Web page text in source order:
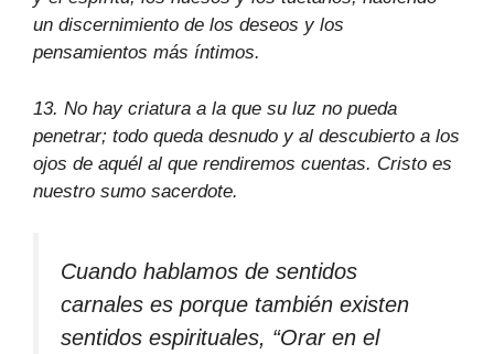
un discernimiento de los deseos y los
pensamientos más íntimos.
13. No hay criatura a la que su luz no pueda
penetrar; todo queda desnudo y al descubierto a los
ojos de aquél al que rendiremos cuentas. Cristo es
nuestro sumo sacerdote.
Cuando hablamos de sentidos
carnales es porque también existen
sentidos espirituales, “Orar en el